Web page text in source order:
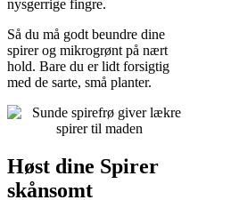
nysgerrige fingre.
Så du må godt beundre dine
spirer og mikrogrønt på nært
hold. Bare du er lidt forsigtig
med de sarte, små planter.
Høst dine Spirer
skånsomt